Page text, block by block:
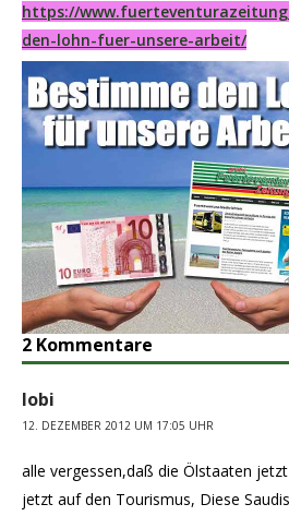
https://
den-lohn-fuer-unsere-arbeit/
2 Kommentare
lobi
12. DEZEMBER 2012 UM 17:05 UHR
alle vergessen,daß die Ölstaaten
jetzt auf den Tourismus, Diese